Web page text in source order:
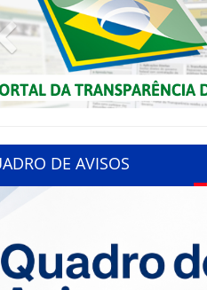
Previous
DE AVISOS